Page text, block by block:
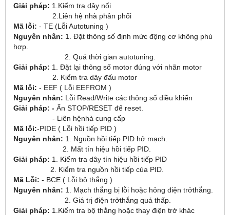
Giải pháp: 1.Kiểm tra dây nối
2.Liên hệ nhà phân phối
Mã lỗi: - TE (Lỗi Autotuning )
Nguyên nhân: 1. Đặt thông số định mức động cơ không phù
hợp.
2. Quá thời gian autotuning.
Giải pháp: 1. Đặt lại thông số motor đúng với nhãn motor
2. Kiểm tra dây đấu motor
Mã lỗi: - EEF ( Lỗi EEFROM )
Nguyên nhân: Lỗi Read/Write các thông số điều khiển
Giải pháp: - Ấn STOP/RESET để reset.
- Liên hệnhà cung cấp
Mã lỗi:-PIDE ( Lỗi hồi tiếp PID )
Nguyên nhân: 1. Nguồn hồi tiếp PID hở mạch.
2. Mất tín hiệu hồi tiếp PID.
Giải pháp: 1. Kiểm tra dây tín hiệu hồi tiếp PID
2. Kiểm tra nguồn hồi tiếp của PID.
Mã Lỗi: - BCE ( Lỗi bộ thắng )
Nguyên nhân: 1. Mạch thắng bị lỗi hoặc hỏng điện trởthắng.
2. Giá trị điện trởthắng quá thấp.
Giải pháp: 1.Kiểm tra bộ thắng hoặc thay điện trở khác